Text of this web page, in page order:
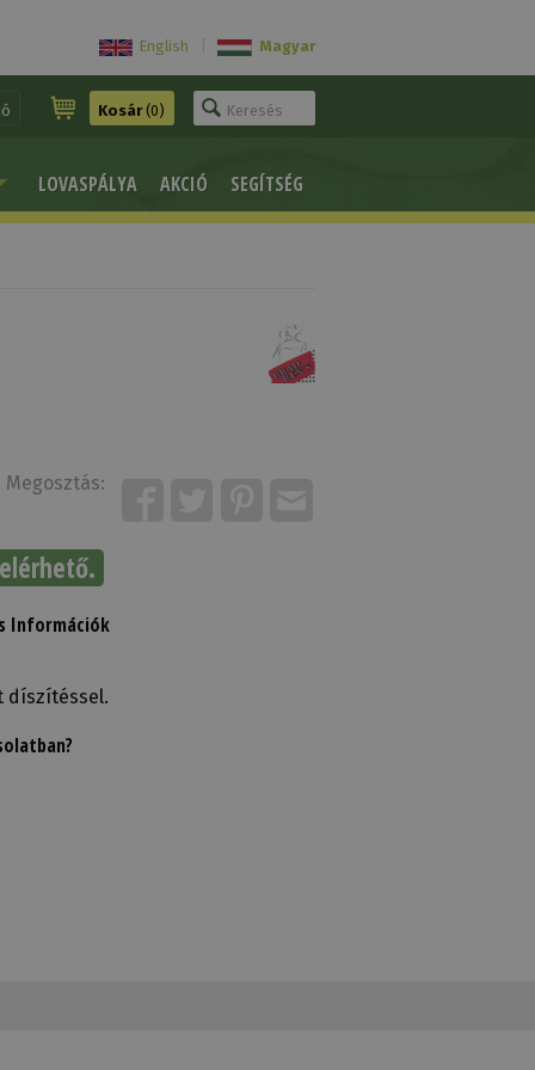
English Magyar
Kosár(0)
LOVASPÁLYA AKCIÓ SEGÍTSÉG
Megosztás:
Információk
díszítéssel.